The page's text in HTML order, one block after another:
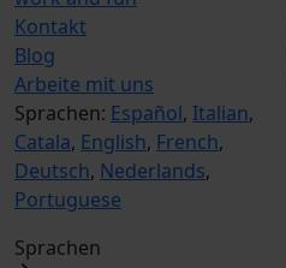
Kontakt
Blog
Arbeite mit uns
Sprachen: Español, Italian,
Catala, English, French,
Deutsch, Nederlands,
Portuguese
Sprachen